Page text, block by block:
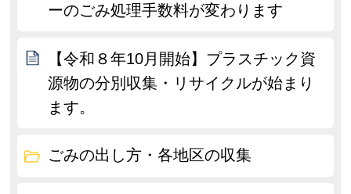
ーのごみ処理手数料が変わります
【令和８年10月開始】プラスチック資
源物の分別収集・リサイクルが始まり
ます。
ごみの出し方・各地区の収集